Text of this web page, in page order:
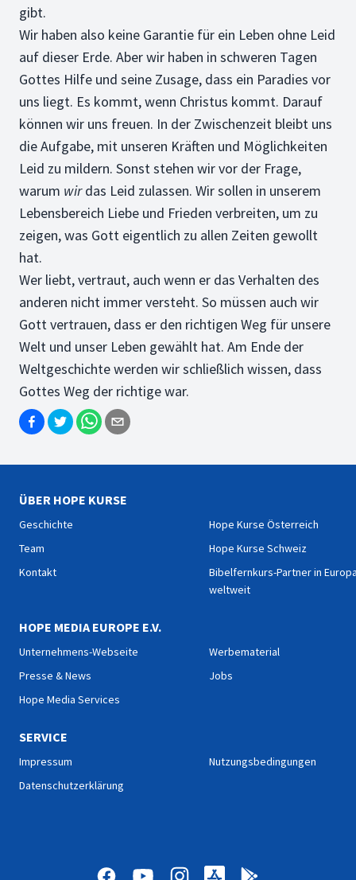
gibt.
Wir haben also keine Garantie für ein Leben ohne Leid
auf dieser Erde. Aber wir haben in schweren Tagen
Gottes Hilfe und seine Zusage, dass ein Paradies vor
uns liegt. Es kommt, wenn Christus kommt. Darauf
können wir uns freuen. In der Zwischenzeit bleibt uns
die Aufgabe, mit unseren Kräften und Möglichkeiten
Leid zu mildern. Sonst stehen wir vor der Frage,
warum wirdas Leid zulassen. Wir sollen in unserem
Lebensbereich Liebe und Frieden verbreiten, um zu
zeigen, was Gott eigentlich zu allen Zeiten gewollt
hat.
Wer liebt, vertraut, auch wenn er das Verhalten des
anderen nicht immer versteht. So müssen auch wir
Gott vertrauen, dass er den richtigen Weg für unsere
Welt und unser Leben gewählt hat. Am Ende der
Weltgeschichte werden wir schließlich wissen, dass
Gottes Weg der richtige war.
ÜBER HOPE KURSE
Geschichte
Team
Kontakt
Hope Kurse Österreich
Hope Kurse Schweiz
Bibelfernkurs-Partner in
weltweit
HOPE MEDIA EUROPE E.V.
Unternehmens-Webseite
Presse & News
Hope Media Services
Werbematerial
Jobs
SERVICE
Impressum
Datenschutzerklärung
Nutzungsbedingungen